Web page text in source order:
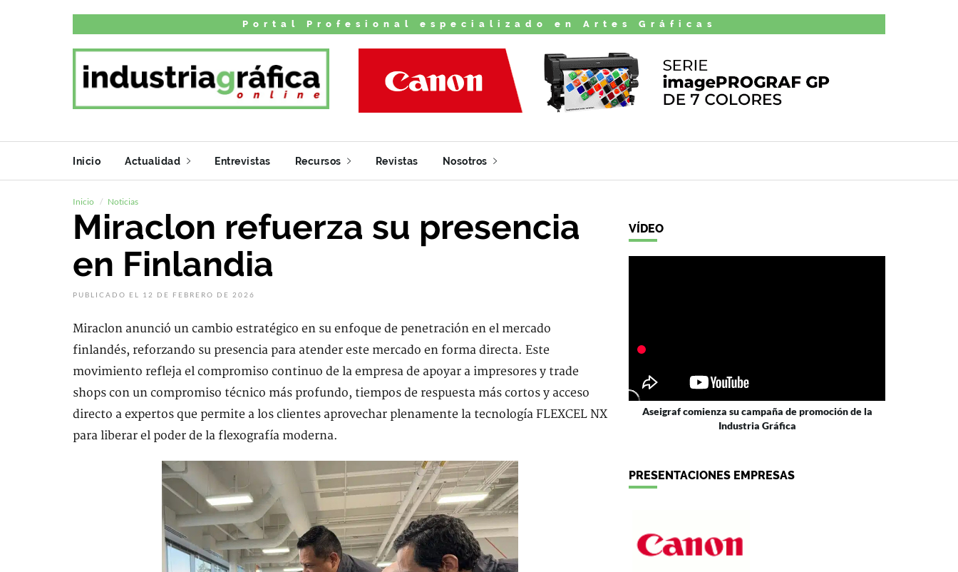
Portal Profesional especializado en Artes Gráficas
Inicio Actualidad Entrevistas Recursos Revistas Nosotros
Inicio Noticias
Miraclon refuerza su presencia
en Finlandia
PUBLICADO EL 12 DE FEBRERO DE 2026
Miraclon anunció un cambio estratégico en su enfoque de penetración en el mercado
finlandés, reforzando su presencia para atender este mercado en forma directa. Este
movimiento refleja el compromiso continuo de la empresa de apoyar a impresores y trade
shops con un compromiso técnico más profundo, tiempos de respuesta más cortos y acceso
directo a expertos que permite a los clientes aprovechar plenamente la tecnología FLEXCEL NX
para liberar el poder de la flexografía moderna.
VÍDEO
Aseigraf comienza su campaña de promoción de la
Industria Gráfica
PRESENTACIONES EMPRESAS